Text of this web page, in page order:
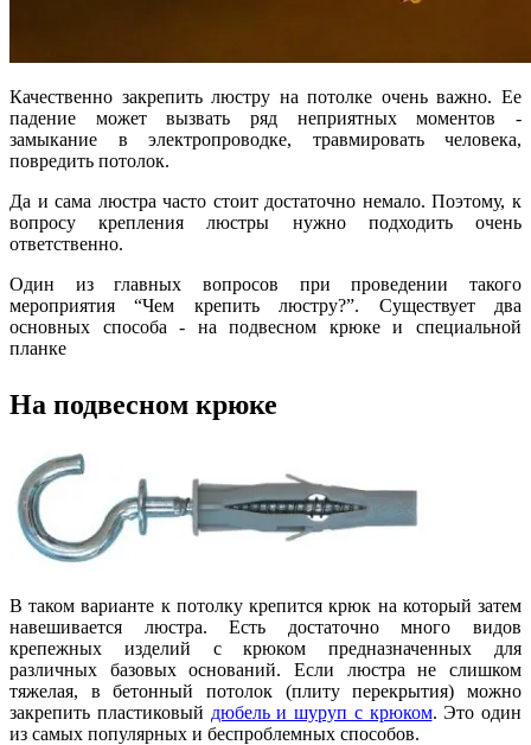
Качественно закрепить люстру на потолке очень важно. Ее
падение может вызвать ряд неприятных моментов -
замыкание в электропроводке, травмировать человека,
повредить потолок.
Да и сама люстра часто стоит достаточно немало. Поэтому, к
вопросу крепления люстры нужно подходить очень
ответственно.
Один из главных вопросов при проведении такого
мероприятия “Чем крепить люстру?”. Существует два
основных способа - на подвесном крюке и специальной
планке
На подвесном крюке
В таком варианте к потолку крепится крюк на который затем
навешивается люстра. Есть достаточно много видов
крепежных изделий с крюком предназначенных для
различных базовых оснований. Если люстра не слишком
тяжелая, в бетонный потолок (плиту перекрытия) можно
закрепить пластиковый дюбель и шуруп с крюком. Это один
из самых популярных и беспроблемных способов.